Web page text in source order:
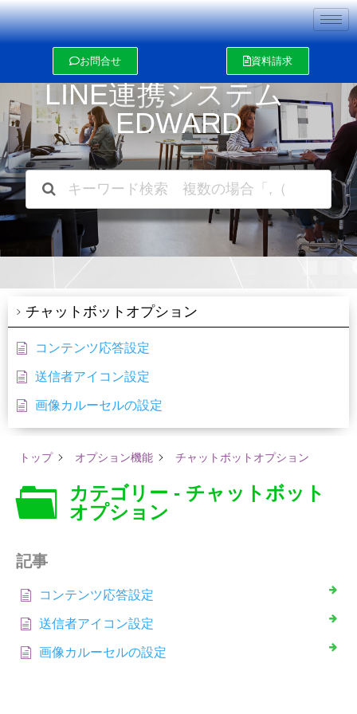
内
容
を
ッ
お問合せ 資料請求
LINE連携システム
EDWARD
チャットボットオプション
コンテンツ応答設定
送信者アイコン設定
画像カルーセルの設定
トップ オプション機能 チャットボットオプション
カテゴリー - チャットボット
オプション
記事
コンテンツ応答設定
送信者アイコン設定
画像カルーセルの設定